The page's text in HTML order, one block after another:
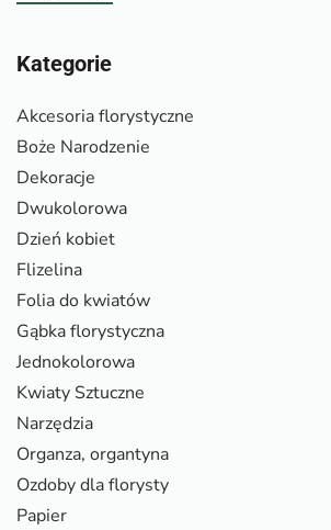
Kategorie
Akcesoria florystyczne
Boże Narodzenie
Dekoracje
Dwukolorowa
Dzień kobiet
Flizelina
Folia do kwiatów
Gąbka florystyczna
Jednokolorowa
Kwiaty Sztuczne
Narzędzia
Organza, organtyna
Ozdoby dla florysty
Papier